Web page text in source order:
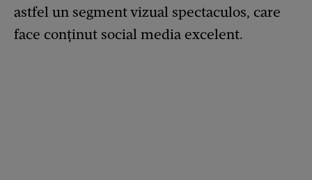
astfel un segment vizual spectaculos, care
face conținut social media excelent.